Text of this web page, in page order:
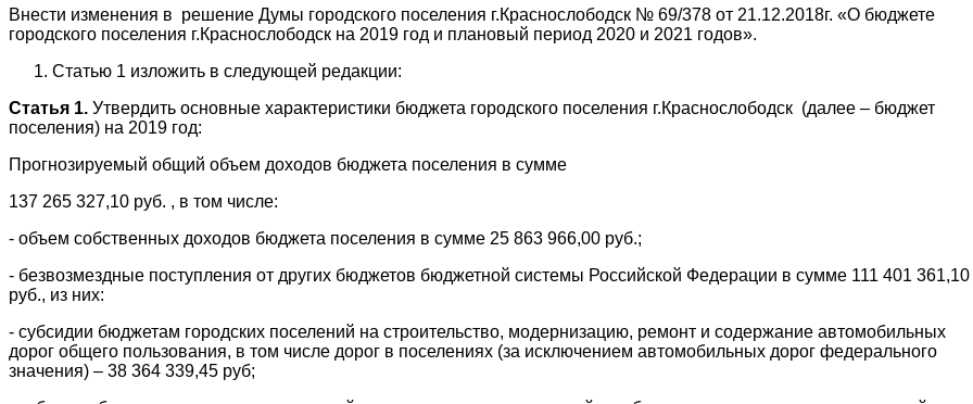
Внести изменения в решение Думы городского поселения г.Краснослободск № 69/378 от 21.12.2018г. «О бюджете
городского поселения г.Краснослободск на 2019 год и плановый период 2020 и 2021 годов».
Статью 1 изложить в следующей редакции:
Статья 1. Утвердить основные характеристики бюджета городского поселения г.Краснослободск (далее – бюджет
поселения) на 2019 год:
Прогнозируемый общий объем доходов бюджета поселения в сумме
137 265 327,10 руб. , в том числе:
- объем собственных доходов бюджета поселения в сумме 25 863 966,00 руб.;
- безвозмездные поступления от других бюджетов бюджетной системы Российской Федерации в сумме 111 401 361,10
руб., из них:
- субсидии бюджетам городских поселений на строительство, модернизацию, ремонт и содержание автомобильных
дорог общего пользования, в том числе дорог в поселениях (за исключением автомобильных дорог федерального
значения) – 38 364 339,45 руб;